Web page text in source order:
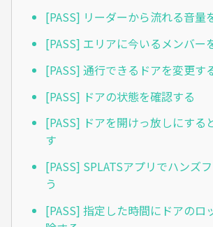
[PASS] リーダーから流れる音量
[PASS] エリアに今いるメンバー
[PASS] 通行できるドアを変更す
[PASS] ドアの状態を確認する
[PASS] ドアを開けっ放しにする
す
[PASS] SPLATSアプリでハンズ
う
[PASS] 指定した時間にドアのロ